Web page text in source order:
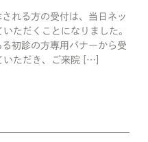
れる方の受付は、当日ネッ
ただくことになりました。
初診の方専用バナーから受
いただき、ご来院 […]